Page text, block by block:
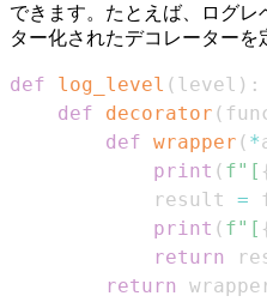
できます。たとえば、ログ
ター化されたデコレーターを
def log_level ( level ) :
def
decorator (
def wrapper ( *
print ( f"[
            result
=
print ( f"[
return
return